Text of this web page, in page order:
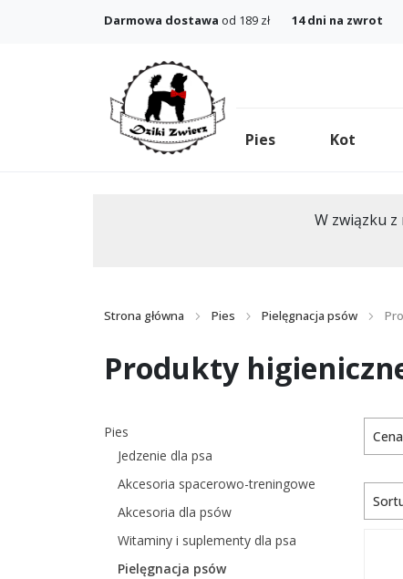
Darmowa dostawa od 189 zł 14 dni na zwrot
Pies Kot
W związku
Strona główna Pies Pielęgnacja psów
Produkty
Pies
Jedzenie dla psa
Akcesoria spacerowo-treningowe
Akcesoria dla psów
Witaminy i suplementy dla psa
Pielęgnacja psów
Cena